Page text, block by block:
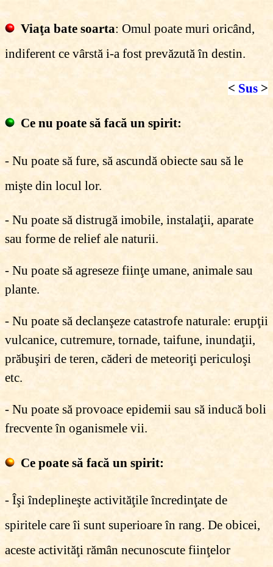
Viaţa bate soarta: Omul poate muri oricând,
indiferent ce vârstă i-a fost prevăzută în destin.
< Sus >
Ce nu poate să facă un spirit:
- Nu poate să fure, să ascundă obiecte sau să le
mişte din locul lor.
- Nu poate să distrugă imobile, instalaţii, aparate
sau forme de relief ale naturii.
- Nu poate să agreseze fiinţe umane, animale sau
plante.
- Nu poate să declanşeze catastrofe naturale: erupţii
vulcanice, cutremure, tornade, taifune, inundaţii,
prăbuşiri de teren, căderi de meteoriţi periculoşi
etc.
- Nu poate să provoace epidemii sau să inducă boli
frecvente în oganismele vii.
Ce poate să facă un spirit:
- Îşi îndeplineşte activităţile încredinţate de
spiritele care îi sunt superioare în rang. De obicei,
aceste activităţi rămân necunoscute fiinţelor